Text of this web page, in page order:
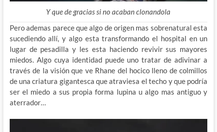
Y que de gracias si no acaban clonandola
Pero ademas parece que algo de origen mas sobrenatural esta
sucediendo allí, y algo esta transformando el hospital en un
lugar de pesadilla y les esta haciendo revivir sus mayores
miedos. Algo cuya identidad puede uno tratar de adivinar a
través de la visión que ve Rhane del hocico lleno de colmillos
de una criatura gigantesca que atraviesa el techo y que podría
ser el miedo a sus propia forma lupina u algo mas antiguo y
aterrador…